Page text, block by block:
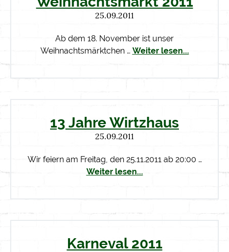
25.09.2011
Ab dem 18. November ist unser
Weihnachtsmärktchen … Weiter lesen...
13 Jahre Wirtzhaus
25.09.2011
Wir feiern am Freitag, den 25.11.2011 ab 20:00 …
Weiter lesen...
Karneval 2011